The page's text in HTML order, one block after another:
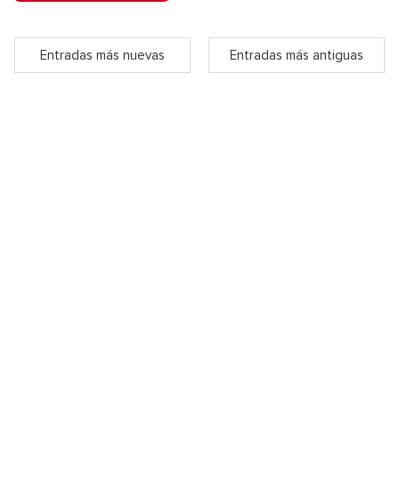
Entradas más nuevas Entradas más antiguas